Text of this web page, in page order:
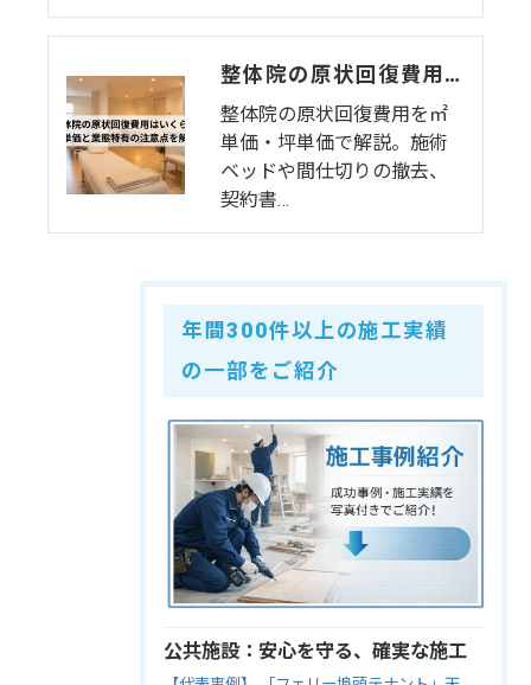
整体院の原状回復費用はいくら？坪単価・㎡単価と業態特有の注意点を解説
整体院の原状回復費用を㎡
単価・坪単価で解説。施術
ベッドや間仕切りの撤去、
契約書…
年間300件以上の施工実績
の一部をご紹介
公共施設：安心を守る、確実な施工